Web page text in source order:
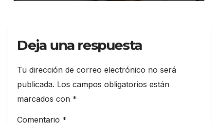
Deja una respuesta
Tu dirección de correo electrónico no será
publicada. Los campos obligatorios están
marcados con *
Comentario *